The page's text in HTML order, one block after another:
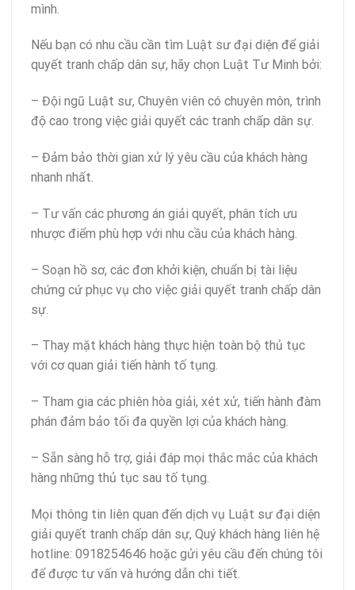
mình.
Nếu bạn có nhu cầu cần tìm Luật sư đại diện để giải
quyết tranh chấp dân sự, hãy chọn Luật Tư Minh bởi:
– Đội ngũ Luật sư, Chuyên viên có chuyên môn, trình
độ cao trong việc giải quyết các tranh chấp dân sự.
– Đảm bảo thời gian xử lý yêu cầu của khách hàng
nhanh nhất.
– Tư vấn các phương án giải quyết, phân tích ưu
nhược điểm phù hợp với nhu cầu của khách hàng.
– Soạn hồ sơ, các đơn khởi kiện, chuẩn bị tài liệu
chứng cứ phục vụ cho việc giải quyết tranh chấp dân
sự.
– Thay mặt khách hàng thực hiện toàn bộ thủ tục
với cơ quan giải tiến hành tố tụng.
– Tham gia các phiên hòa giải, xét xử, tiến hành đàm
phán đảm bảo tối đa quyền lợi của khách hàng.
– Sẵn sàng hỗ trợ, giải đáp mọi thắc mắc của khách
hàng những thủ tục sau tố tụng.
Mọi thông tin liên quan đến dịch vụ Luật sư đại diện
giải quyết tranh chấp dân sự, Quý khách hàng liên hệ
hotline: 0918254646 hoặc gửi yêu cầu đến chúng tôi
để được tư vấn và hướng dẫn chi tiết.